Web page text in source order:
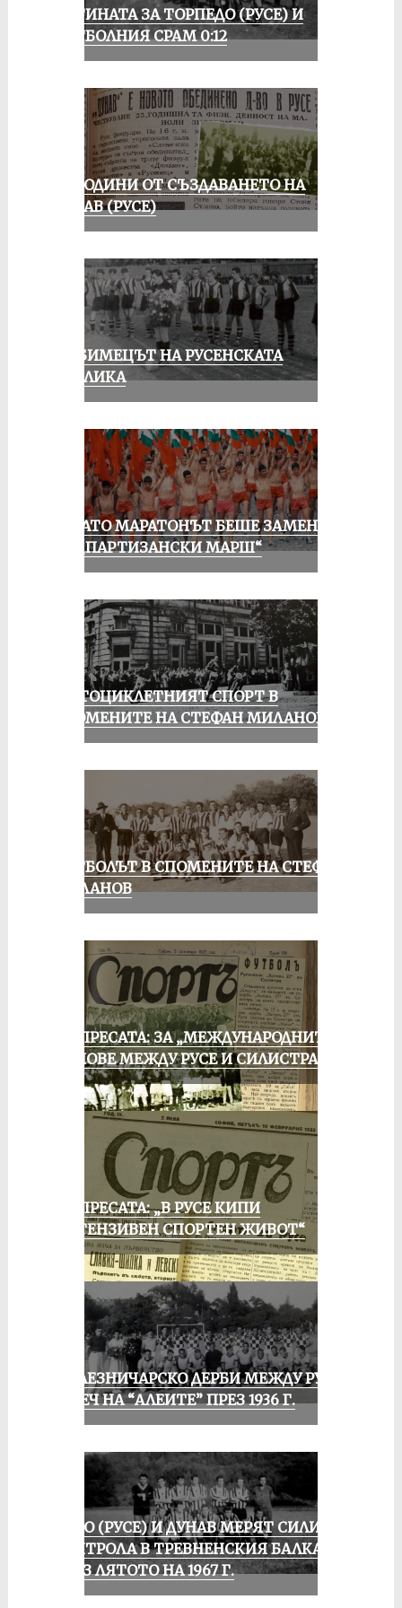
ИСТИНАТА ЗА ТОРПЕДО (РУСЕ) И
ФУТБОЛНИЯ СРАМ 0:12
70 ГОДИНИ ОТ СЪЗДАВАНЕТО НА
ДУНАВ (РУСЕ)
ЛЮБИМЕЦЪТ НА РУСЕНСКАТА
ПУБЛИКА
КОГАТО МАРАТОНЪТ БЕШЕ ЗАМЕНЕН
ОТ „ПАРТИЗАНСКИ МАРШ“
МОТОЦИКЛЕТНИЯТ СПОРТ В
СПОМЕНИТЕ НА СТЕФАН МИЛАНОВ
ФУТБОЛЪТ В СПОМЕНИТЕ НА СТЕФАН
МИЛАНОВ
ОТ ПРЕСАТА: ЗА „МЕЖДУНАРОДНИТЕ“
МАЧОВЕ МЕЖДУ РУСЕ И СИЛИСТРА
ОТ ПРЕСАТА: „В РУСЕ КИПИ
ИНТЕНЗИВЕН СПОРТЕН ЖИВОТ“
ЖЕЛЕЗНИЧАРСКО ДЕРБИ МЕЖДУ РУСЕ
И ПЕЧ НА “АЛЕИТЕ” ПРЕЗ 1936 Г.
ЛОКО (РУСЕ) И ДУНАВ МЕРЯТ СИЛИ В
КОНТРОЛА В ТРЕВНЕНСКИЯ БАЛКАН
ПРЕЗ ЛЯТОТО НА 1967 Г.